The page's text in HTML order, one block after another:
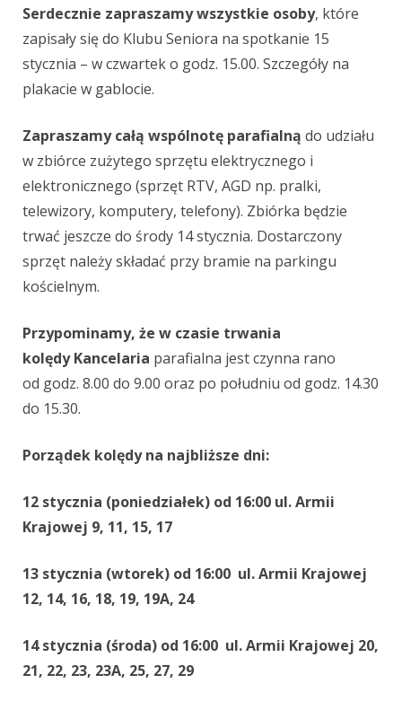
Serdecznie zapraszamy wszystkie osoby, które
zapisały się do Klubu Seniora na spotkanie 15
stycznia – w czwartek o godz. 15.00. Szczegóły na
plakacie w gablocie.
Zapraszamy całą wspólnotę parafialną do udziału
w zbiórce zużytego sprzętu elektrycznego i
elektronicznego (sprzęt RTV, AGD np. pralki,
telewizory, komputery, telefony). Zbiórka będzie
trwać jeszcze do środy 14 stycznia. Dostarczony
sprzęt należy składać przy bramie na parkingu
kościelnym.
Przypominamy, że w czasie trwania
kolędy Kancelaria parafialna jest czynna rano
od godz. 8.00 do 9.00 oraz po południu od godz. 14.30
do 15.30.
Porządek kolędy na najbliższe dni:
12 stycznia (poniedziałek) od 16:00 ul. Armii
Krajowej 9, 11, 15, 17
13 stycznia (wtorek) od 16:00 ul. Armii Krajowej
12, 14, 16, 18, 19, 19A, 24
14 stycznia (środa) od 16:00 ul. Armii Krajowej 20,
21, 22, 23, 23A, 25, 27, 29